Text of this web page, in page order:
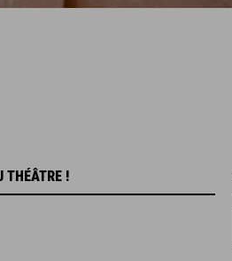
THÉÂTRE !